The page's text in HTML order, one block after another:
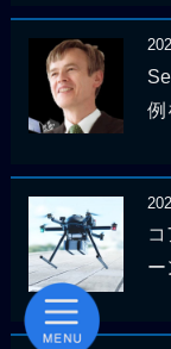
例
ー